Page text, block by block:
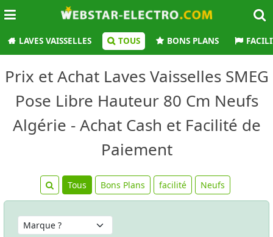
LAVES VAISSELLES TOUS BONS PLANS
Prix et Achat Laves Vaisselles SMEG
Pose Libre Hauteur 80 Cm Neufs
Algérie - Achat Cash et Facilité de
Paiement
Tous Bons Plans facilité Neufs